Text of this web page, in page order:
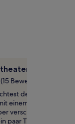
Bewertungen)
deinen
einem gemütlichen
verschönern? Dann
paar Tickets für eine